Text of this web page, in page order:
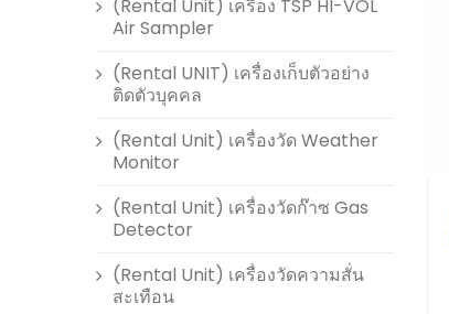
(Rental Unit) เครื่อง TSP HI-VOL
Air Sampler
(Rental UNIT) เครื่องเก็บตัวอย่าง
ติดตัวบุคคล
(Rental Unit) เครื่องวัด Weather
Monitor
(Rental Unit) เครื่องวัดก๊าซ Gas
Detector
(Rental Unit) เครื่องวัดความสั่น
สะเทือน